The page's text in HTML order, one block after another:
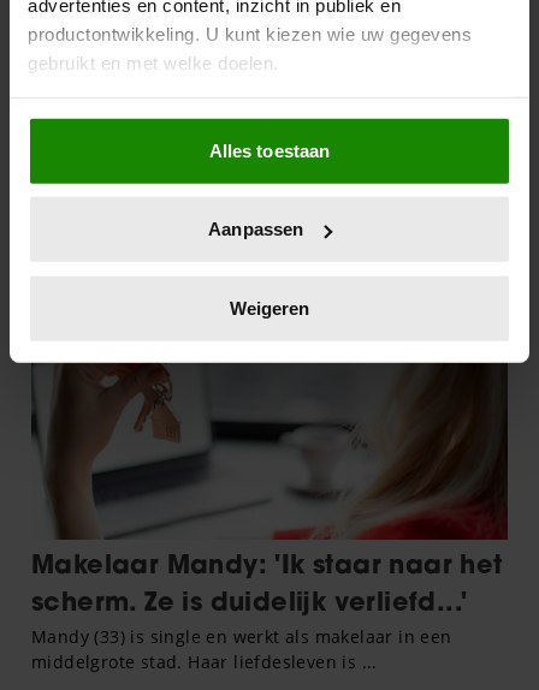
advertenties en content, inzicht in publiek en
productontwikkeling. U kunt kiezen wie uw gegevens
gebruikt en met welke doelen.
Als u het toestaat, willen we ook graag:
Informatie verzamelen over uw geografische
locatie, die tot een paar meter nauwkeurig kan zijn
scannen op specifieke eigenschappen (fingerprinting)
verwerkt en stel uw voorkeuren in het
intrekken in de Cookieverklaring.
We gebruiken cookies om content en advertenties te
personaliseren, om functies voor social media te bieden
en om ons websiteverkeer te analyseren. Ook delen we
informatie over uw gebruik van onze site met onze
partners voor social media, adverteren en analyse. Deze
partners kunnen deze gegevens combineren met andere
informatie die u aan ze heeft verstrekt of die ze hebben
verzameld op basis van uw gebruik van hun services. U
gaat akkoord met onze cookies als u onze website blijft
gebruiken.
Alles toestaan
Aanpassen
Weigeren